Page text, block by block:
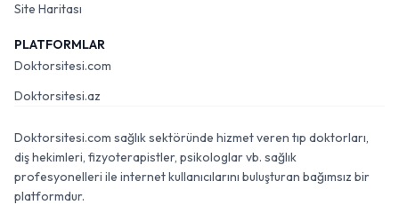
Site Haritası
PLATFORMLAR
Doktorsitesi.com
Doktorsitesi.az
Doktorsitesi.com sağlık sektöründe hizmet veren tıp doktorları,
diş hekimleri, fizyoterapistler, psikologlar vb. sağlık
profesyonelleri ile internet kullanıcılarını buluşturan bağımsız bir
platformdur.